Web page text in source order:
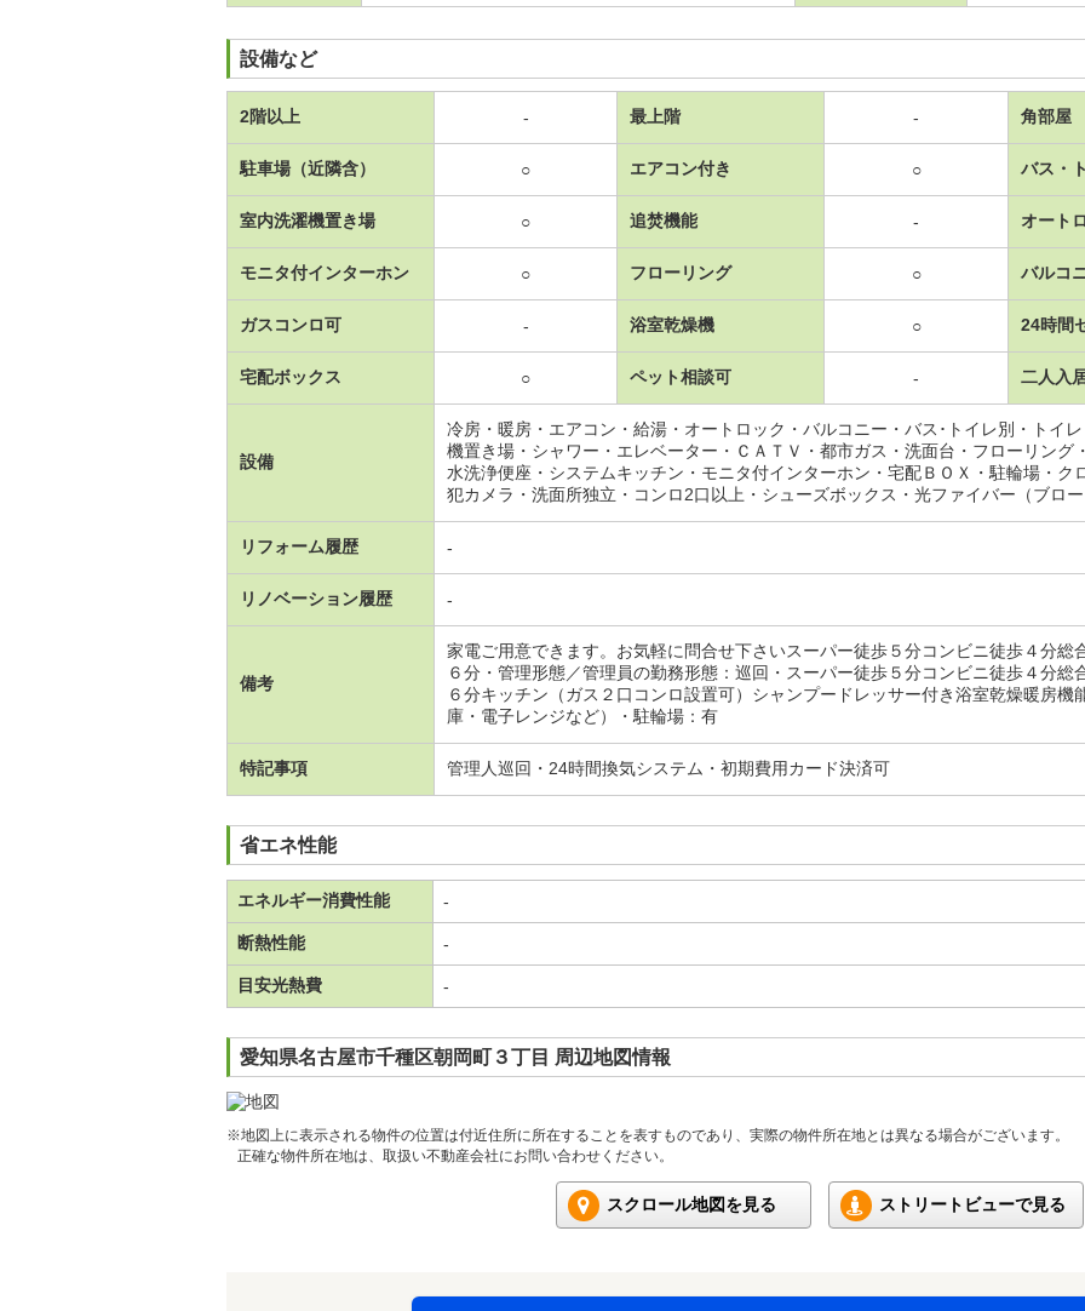
設備など
2階以上 - 最上階 - 角部屋
駐車場（近隣含） ○ エアコン付き ○ バス・
室内洗濯機置き場 ○ 追焚機能 - オート
モニタ付インターホン ○ フローリング ○ バルコ
ガスコンロ可 - 浴室乾燥機 ○ 24時間
宅配ボックス ○ ペット相談可 - 二人入
設備
冷房・暖房・エアコン・給湯・オートロック・バルコニー・バス･トイレ別・トイ
機置き場・シャワー・エレベーター・ＣＡＴＶ・都市ガス・洗面台・フローリング
水洗浄便座・システムキッチン・モニタ付インターホン・宅配ＢＯＸ・駐輪場・ク
犯カメラ・洗面所独立・コンロ2口以上・シューズボックス・光ファイバー（ブロ
リフォーム履歴 -
リノベーション履歴 -
備考
家電ご用意できます。お気軽に問合せ下さいスーパー徒歩５分コンビニ徒歩４分総
６分・管理形態／管理員の勤務形態：巡回・スーパー徒歩５分コンビニ徒歩４分
６分キッチン（ガス２口コンロ設置可）シャンプードレッサー付き浴室乾燥暖房
庫・電子レンジなど）・駐輪場：有
特記事項 管理人巡回・24時間換気システム・初期費用カード決済可
省エネ性能
エネルギー消費性能 -
断熱性能 -
目安光熱費 -
愛知県名古屋市千種区朝岡町３丁目 周辺地図情報
※地図上に表示される物件の位置は付近住所に所在することを表すものであり、実際の物件所在地とは異なる場合がございます。
正確な物件所在地は、取扱い不動産会社にお問い合わせください。
スクロール地図を見る ストリートビューで見る